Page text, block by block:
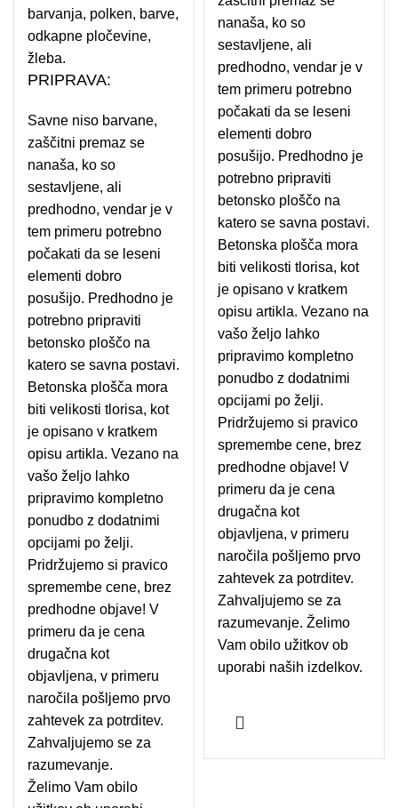
barvanja, polken, barve,
odkapne pločevine,
žleba.
PRIPRAVA:
Savne niso barvane,
zaščitni premaz se
nanaša, ko so
sestavljene, ali
predhodno, vendar je v
tem primeru potrebno
počakati da se leseni
elementi dobro
posušijo. Predhodno je
potrebno pripraviti
betonsko ploščo na
katero se savna postavi.
Betonska plošča mora
biti velikosti tlorisa, kot
je opisano v kratkem
opisu artikla. Vezano na
vašo željo lahko
pripravimo kompletno
ponudbo z dodatnimi
opcijami po želji.
Pridržujemo si pravico
spremembe cene, brez
predhodne objave! V
primeru da je cena
drugačna kot
objavljena, v primeru
naročila pošljemo prvo
zahtevek za potrditev.
Zahvaljujemo se za
razumevanje.
Želimo Vam obilo
nanaša, ko so
sestavljene, ali
predhodno, vendar je v
tem primeru potrebno
počakati da se leseni
elementi dobro
posušijo. Predhodno je
potrebno pripraviti
betonsko ploščo na
katero se savna postavi.
Betonska plošča mora
biti velikosti tlorisa, kot
je opisano v kratkem
opisu artikla. Vezano na
vašo željo lahko
pripravimo kompletno
ponudbo z dodatnimi
opcijami po želji.
Pridržujemo si pravico
spremembe cene, brez
predhodne objave! V
primeru da je cena
drugačna kot
objavljena, v primeru
naročila pošljemo prvo
zahtevek za potrditev.
Zahvaljujemo se za
razumevanje. Želimo
Vam obilo užitkov ob
uporabi naših izdelkov.